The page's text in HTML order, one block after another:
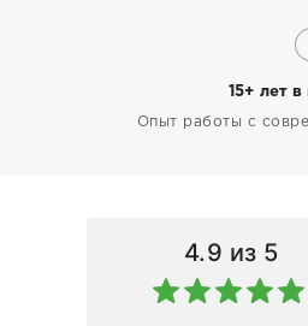
15+ лет
Опыт работы с
4.9 из 5